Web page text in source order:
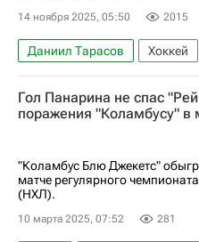
14 ноября 2025, 05:50 2015
Даниил Тарасов
Хоккей
Национальная хоккейная
Вашингтон Кэпиталз
Гол Панарина не спас
поражения "Коламбусу" в
"Коламбус Блю Джекетс"
матче регулярного
(НХЛ).
10 марта 2025, 07:52 281